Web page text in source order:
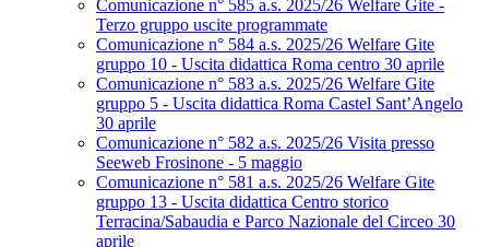
Comunicazione n° 585 a.s. 2025/26 Welfare Gite -
Terzo gruppo uscite programmate
Comunicazione n° 584 a.s. 2025/26 Welfare Gite
gruppo 10 - Uscita didattica Roma centro 30 aprile
Comunicazione n° 583 a.s. 2025/26 Welfare Gite
gruppo 5 - Uscita didattica Roma Castel Sant’Angelo
30 aprile
Comunicazione n° 582 a.s. 2025/26 Visita presso
Seeweb Frosinone - 5 maggio
Comunicazione n° 581 a.s. 2025/26 Welfare Gite
gruppo 13 - Uscita didattica Centro storico
Terracina/Sabaudia e Parco Nazionale del Circeo 30
aprile